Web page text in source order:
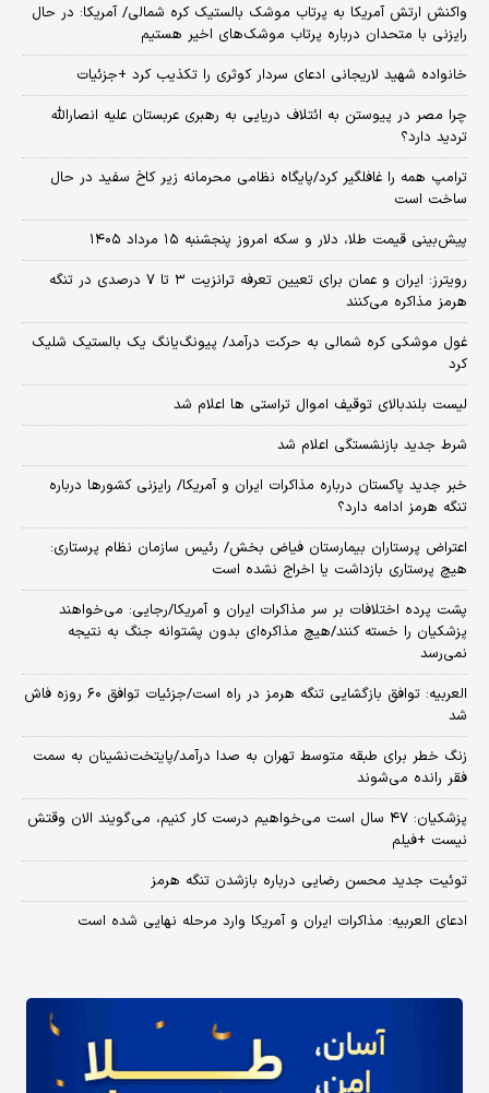
واکنش ارتش آمریکا به پرتاب موشک بالستیک کره شمالی/ آمریکا: در حال
رایزنی با متحدان درباره پرتاب موشک‌های اخیر هستیم
خانواده شهید لاریجانی ادعای سردار کوثری را تکذیب کرد +جزئیات
چرا مصر در پیوستن به ائتلاف دریایی به رهبری عربستان علیه انصارالله
تردید دارد؟
ترامپ همه را غافلگیر کرد/پایگاه نظامی محرمانه زیر کاخ سفید در حال
ساخت است
پیش‌بینی قیمت طلا، دلار و سکه امروز پنجشنبه ۱۵ مرداد ۱۴۰۵
رویترز: ایران و عمان برای تعیین تعرفه ترانزیت ۳ تا ۷ درصدی در تنگه
هرمز مذاکره می‌کنند
غول موشکی کره شمالی به حرکت درآمد/ پیونگ‌یانگ یک بالستیک شلیک
کرد
لیست بلندبالای توقیف اموال تراستی ها اعلام شد
شرط جدید بازنشستگی اعلام شد
خبر جدید پاکستان درباره مذاکرات ایران و آمریکا/ رایزنی کشورها درباره
تنگه هرمز ادامه دارد؟
اعتراض پرستاران بیمارستان فیاض بخش/ رئیس سازمان نظام پرستاری:
هیچ پرستاری بازداشت یا اخراج نشده است
پشت پرده اختلافات بر سر مذاکرات ایران و آمریکا/رجایی: می‌خواهند
پزشکیان را خسته کنند/هیچ مذاکره‌ای بدون پشتوانه جنگ به نتیجه
نمی‌رسد
العربیه: توافق بازگشایی تنگه هرمز در راه است/جزئیات توافق ۶۰ روزه فاش
شد
زنگ خطر برای طبقه متوسط تهران به صدا درآمد/پایتخت‌نشینان به سمت
فقر رانده می‌شوند
پزشکیان: ۴۷ سال است می‌خواهیم درست کار کنیم، می‌گویند الان وقتش
نیست +فیلم
توئیت جدید محسن رضایی درباره بازشدن تنگه هرمز
ادعای العربیه: مذاکرات ایران و آمریکا وارد مرحله نهایی شده است